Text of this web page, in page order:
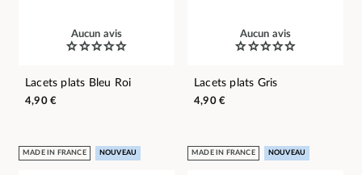
Aucun avis
Lacets plats Bleu Roi
4,90 €
Aucun avis
Lacets plats Gris
4,90 €
MADE IN FRANCE NOUVEAU MADE IN FRANCE NOUVEAU